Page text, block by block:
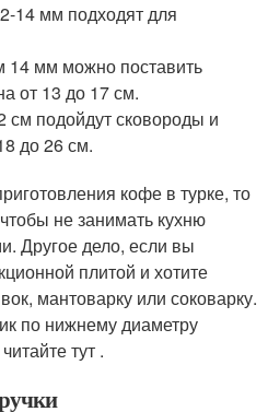
14 мм подходят для
14 мм можно поставить
от 13 до 17 см.
см подойдут сковороды и
до 26 см.
кофе в турке, то
не занимать кухню
Другое дело, если вы
плитой и хотите
мантоварку или соковарку.
по нижнему диаметру
тут .